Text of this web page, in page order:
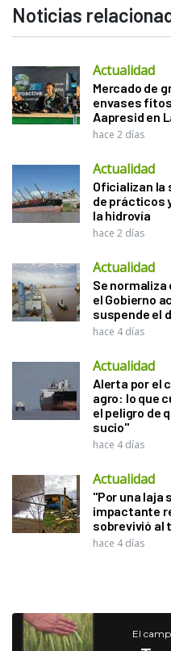
Noticias
Actualidad
Mercado de
envases
Aapresid en
hace 2 días
Actualidad
Oficializan la
de prácticos
la hidrovía
hace 2 días
Actualidad
Se
el Gobierno
suspende el
hace 4 días
Actualidad
Alerta por el
agro: lo que
el peligro de
sucio"
hace 4 días
Actualidad
"Por una laja
impactante
sobrevivió al
hace 4 días
El